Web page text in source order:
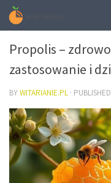
DIETA
Propolis –
zastosowanie i
BYWITARIANIE.PL · PUBLISHED